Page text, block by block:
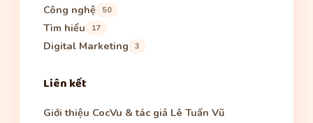
Công nghệ 50
Tìm hiểu 17
Digital Marketing 3
Liên kết
Giới thiệu CocVu & tác giả Lê Tuấn Vũ